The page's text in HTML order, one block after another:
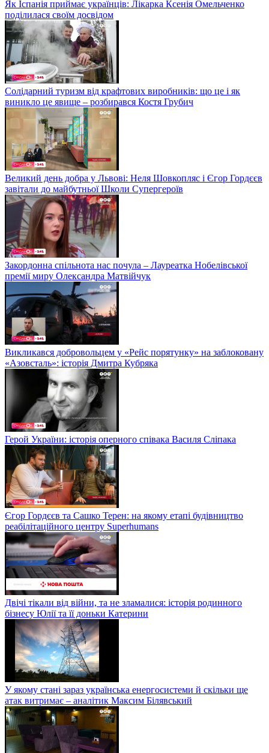
Як Іспанія приймає українців: Лікарка Ксенія Омельченко
поділилася своїм досвідом
Солідарний туризм від крафтових виробників: що це і як
виникло це явище – розбирався Костя Грубич
Великий день добра у Львові: Неля Шовкопляс і Єгор Гордєєв
завітали до майбутньої Школи Супергероїв
Закордонна спільнота нас почула – Лауреатка Нобелівської
премії миру Олександра Матвійчук
Викликався добровольцем у «Рейс порятунку» на заблоковану
«Азовсталь»: історія Дмитра Кубряка
Герой України: історія оперного співака Василя Сліпака
Єгор Гордєєв та Сашко Терен: на якому етапі будівництво
реабілітаційного центру Superhumans
Двічі тікали від війни, та не зламалися: історія родинного
бізнесу Юлії та її доньки Катерини
У якому стані зараз українська енергосистеми й скільки ще
атак витримає – аналітик Максим Білявський